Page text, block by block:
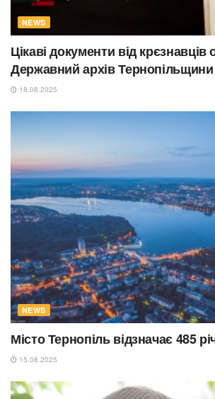
NEWS
Цікаві документи від
Державний архів Тернопільщини
18.08.2025
NEWS
Місто Тернопіль відзначає 485
15.08.2025